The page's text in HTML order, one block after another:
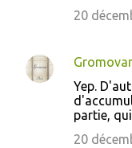
20
Gromovar
Yep.
partie,
20